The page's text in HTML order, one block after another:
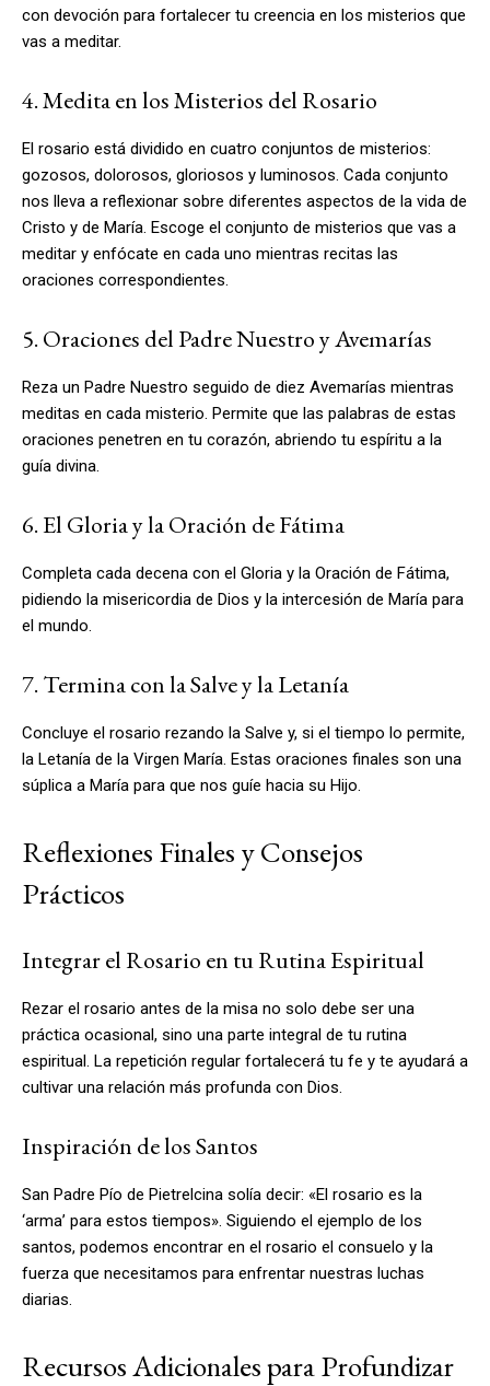
con devoción para fortalecer tu creencia en los misterios que
vas a meditar.
4. Medita en los Misterios del Rosario
El rosario está dividido en cuatro conjuntos de misterios:
gozosos, dolorosos, gloriosos y luminosos. Cada conjunto
nos lleva a reflexionar sobre diferentes aspectos de la vida de
Cristo y de María. Escoge el conjunto de misterios que vas a
meditar y enfócate en cada uno mientras recitas las
oraciones correspondientes.
5. Oraciones del Padre Nuestro y Avemarías
Reza un Padre Nuestro seguido de diez Avemarías mientras
meditas en cada misterio. Permite que las palabras de estas
oraciones penetren en tu corazón, abriendo tu espíritu a la
guía divina.
6. El Gloria y la Oración de Fátima
Completa cada decena con el Gloria y la Oración de Fátima,
pidiendo la misericordia de Dios y la intercesión de María para
el mundo.
7. Termina con la Salve y la Letanía
Concluye el rosario rezando la Salve y, si el tiempo lo permite,
la Letanía de la Virgen María. Estas oraciones finales son una
súplica a María para que nos guíe hacia su Hijo.
Reflexiones Finales y Consejos
Prácticos
Integrar el Rosario en tu Rutina Espiritual
Rezar el rosario antes de la misa no solo debe ser una
práctica ocasional, sino una parte integral de tu rutina
espiritual. La repetición regular fortalecerá tu fe y te ayudará a
cultivar una relación más profunda con Dios.
Inspiración de los Santos
San Padre Pío de Pietrelcina solía decir: «El rosario es la
‘arma’ para estos tiempos». Siguiendo el ejemplo de los
santos, podemos encontrar en el rosario el consuelo y la
fuerza que necesitamos para enfrentar nuestras luchas
diarias.
Recursos Adicionales para Profundizar